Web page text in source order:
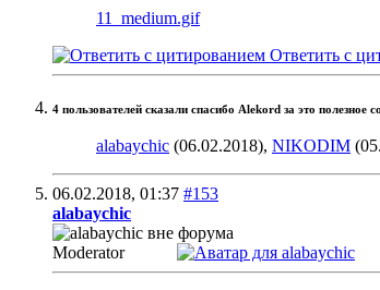
11_medium.gif
Ответить с
4 пользователей сказали cпасибо Alekord за это полезное
alabaychic (06.02.2018), NIKODIM
06.02.2018, 01:37 #153
alabaychic
Moderator